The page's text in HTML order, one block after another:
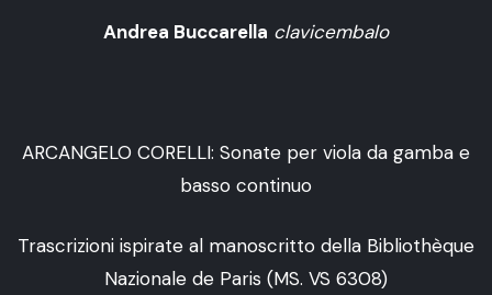
Andrea Buccarella clavicembalo
ARCANGELO CORELLI: Sonate per viola da gamba e
basso continuo
Trascrizioni ispirate al manoscritto della Bibliothèque
Nazionale de Paris (MS. VS 6308)